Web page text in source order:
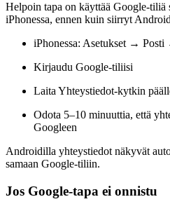
Helpoin tapa on käyttää Google-
iPhonessa, ennen kuin siirryt
iPhonessa: Asetukset →
Kirjaudu Google-tiliisi
Laita Yhteystiedot-kytkin
Odota 5–10 minuuttia, että
Googleen
Androidilla yhteystiedot näkyvät
samaan Google-tiliin.
Jos Google-tapa ei onnistu